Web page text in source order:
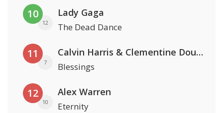
10
12
Lady Gaga
The Dead Dance
11
7
Calvin Harris & Clementine Douglas
Blessings
12
10
Alex Warren
Eternity